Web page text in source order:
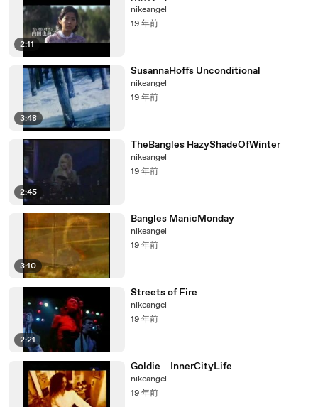
2:11
nikeangel
19 年前
3:48
SusannaHoffs Unconditional
nikeangel
19 年前
2:45
TheBangles HazyShadeOfWinter
nikeangel
19 年前
3:10
Bangles ManicMonday
nikeangel
19 年前
2:21
Streets of Fire
nikeangel
19 年前
Goldie InnerCityLife
nikeangel
19 年前